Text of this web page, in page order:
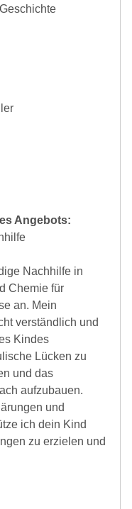
Angebots:
Nachhilfe in
Chemie für
an. Mein
verständlich und
Kindes
Lücken zu
und das
aufzubauen.
und
ich dein Kind
zu erzielen und